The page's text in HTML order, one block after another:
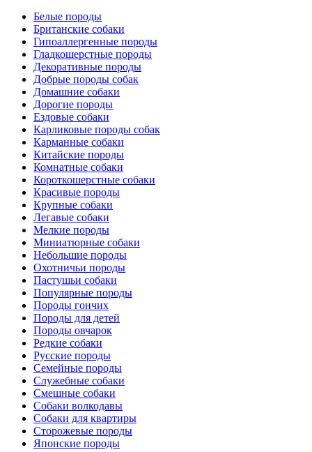
Белые породы
Британские собаки
Гипоаллергенные породы
Гладкошерстные породы
Декоративные породы
Добрые породы собак
Домашние собаки
Дорогие породы
Ездовые собаки
Карликовые породы собак
Карманные собаки
Китайские породы
Комнатные собаки
Короткошерстные собаки
Красивые породы
Крупные собаки
Легавые собаки
Мелкие породы
Миниатюрные собаки
Небольшие породы
Охотничьи породы
Пастушьи собаки
Популярные породы
Породы гончих
Породы для детей
Породы овчарок
Редкие собаки
Русские породы
Семейные породы
Служебные собаки
Смешные собаки
Собаки волкодавы
Собаки для квартиры
Сторожевые породы
Японские породы